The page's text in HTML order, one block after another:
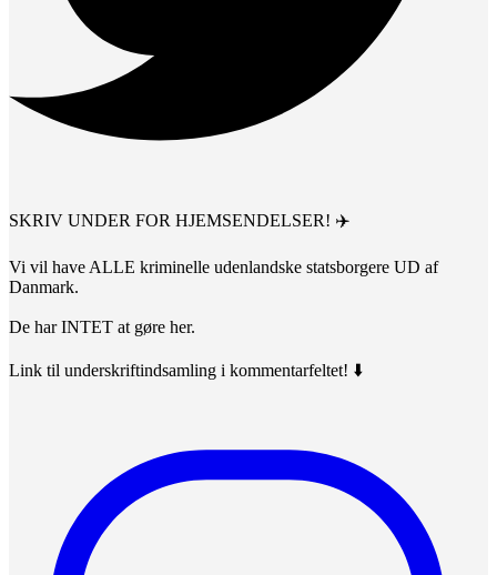
SKRIV UNDER FOR HJEMSENDELSER! ✈️
Vi vil have ALLE kriminelle udenlandske statsborgere UD af
Danmark.
De har INTET at gøre her.
Link til underskriftindsamling i kommentarfeltet! ⬇️